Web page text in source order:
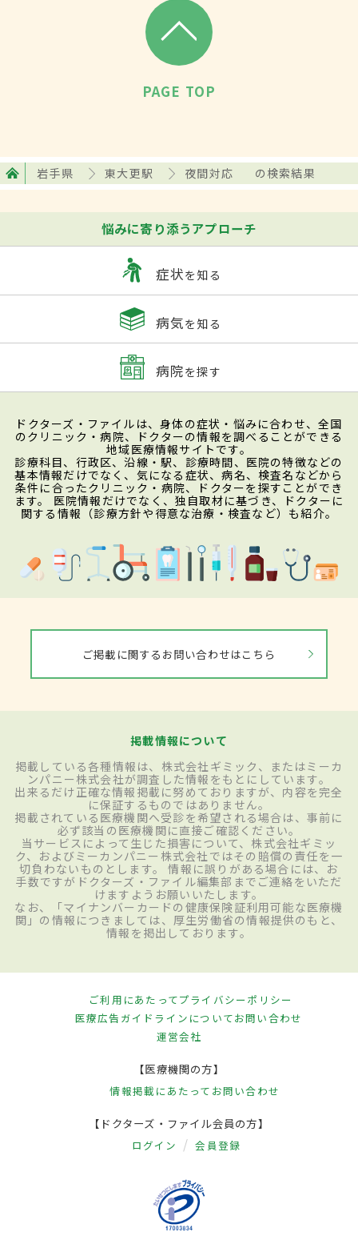
PAGE TOP
岩手県 東大更駅 夜間対応 の検索結果
悩みに寄り添うアプローチ
症状を知る
病気を知る
病院を探す
ドクターズ・ファイルは、身体の症状・悩みに合わせ、全国
のクリニック・病院、ドクターの情報を調べることができる
地域医療情報サイトです。
診療科目、行政区、沿線・駅、診療時間、医院の特徴などの
基本情報だけでなく、気になる症状、病名、検査名などから
条件に合ったクリニック・病院、ドクターを探すことができ
ます。 医院情報だけでなく、独自取材に基づき、ドクターに
関する情報（診療方針や得意な治療・検査など）も紹介。
ご掲載に関するお問い合わせはこちら
掲載情報について
掲載している各種情報は、株式会社ギミック、またはミーカ
ンパニー株式会社が調査した情報をもとにしています。
出来るだけ正確な情報掲載に努めておりますが、内容を完全
に保証するものではありません。
掲載されている医療機関へ受診を希望される場合は、事前に
必ず該当の医療機関に直接ご確認ください。
当サービスによって生じた損害について、株式会社ギミッ
ク、およびミーカンパニー株式会社ではその賠償の責任を一
切負わないものとします。 情報に誤りがある場合には、お
手数ですがドクターズ・ファイル編集部までご連絡をいただ
けますようお願いいたします。
なお、「マイナンバーカードの健康保険証利用可能な医療機
関」の情報につきましては、厚生労働省の情報提供のもと、
情報を掲出しております。
ご利用にあたってプライバシーポリシー
医療広告ガイドラインについてお問い合わせ
運営会社
【医療機関の方】
情報掲載にあたって お問い合わせ
【ドクターズ・ファイル会員の方】
ログイン 会員登録